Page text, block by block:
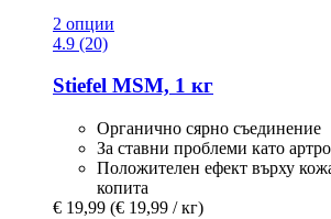
2 опции
4.9 (20)
Stiefel MSM, 1 кг
Органично сярно съединение
За ставни проблеми като
Положителен ефект върху
копита
€ 19,99 (€ 19,99 / кг)